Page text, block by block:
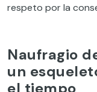
respeto por la
Naufragio
un
el tiempo